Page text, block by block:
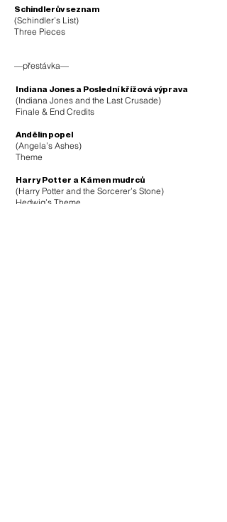
Schindlerův seznam
(Schindler’s List)
Three Pieces
—přestávka—
Indiana Jones a Poslední křížová výprava
(Indiana Jones and the Last Crusade)
Finale & End Credits
Andělin popel
(Angela’s Ashes)
Theme
Harry Potter a Kámen mudrců
(Harry Potter and the Sorcerer’s Stone)
Hedwig’s Theme